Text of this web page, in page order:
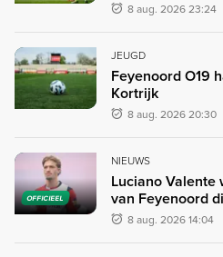
8 aug. 2026 23:24
JEUGD
Feyenoord O19
Kortrijk
8 aug. 2026 20:30
OFFICIEEL
NIEUWS
Luciano
van Feyenoord
8 aug. 2026 14:04